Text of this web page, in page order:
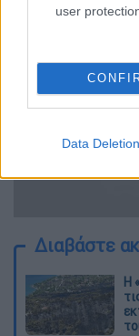
user
Data Deletion
Διαβάστε
Η